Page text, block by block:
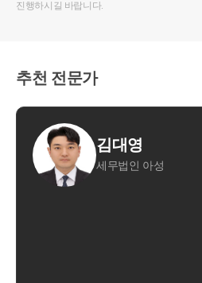
진행하시길 바랍니다.
추천 전문가
김대영
세무법인 아성